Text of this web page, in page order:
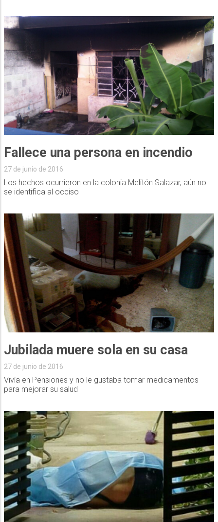
Fallece una persona en incendio
27 de junio de 2016
Los hechos ocurrieron en la colonia Melitón Salazar, aún no
se identifica al occiso
Jubilada muere sola en su casa
27 de junio de 2016
Vivía en Pensiones y no le gustaba tomar medicamentos
para mejorar su salud